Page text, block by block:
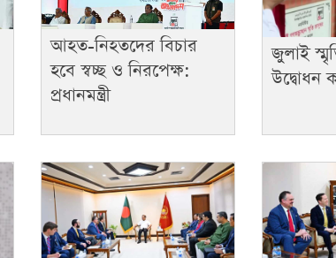
আহত-নিহতদের বিচার
হবে স্বচ্ছ ও নিরপেক্ষ:
প্রধানমন্ত্রী
জুলাই
উদ্বোধন